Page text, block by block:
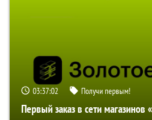
03:37:01 Получи первым!
Первый заказ в сети магазинов